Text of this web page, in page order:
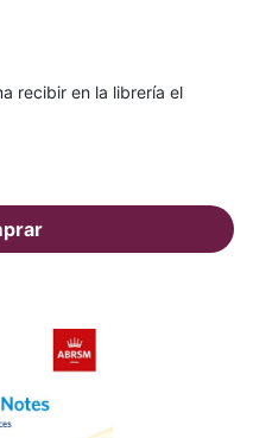
recibir en la librería el